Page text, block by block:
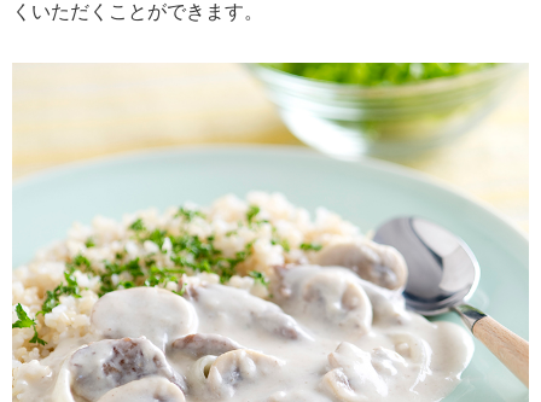
くいただくことができます。